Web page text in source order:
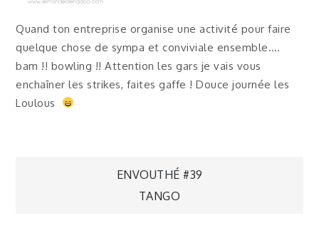
Quand ton entreprise organise une activité pour faire
quelque chose de sympa et conviviale ensemble….
bam !! bowling !! Attention les gars je vais vous
enchaîner les strikes, faites gaffe ! Douce journée les
Loulous
Navigation
ENVOUTHÉ #39
TANGO